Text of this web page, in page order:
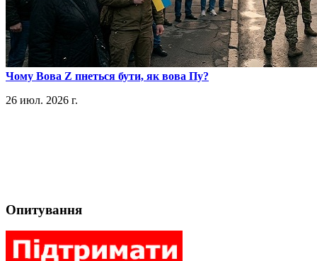
​Чому Вова Z пнеться бути, як вова Пу?
26 июл. 2026 г.
Опитування